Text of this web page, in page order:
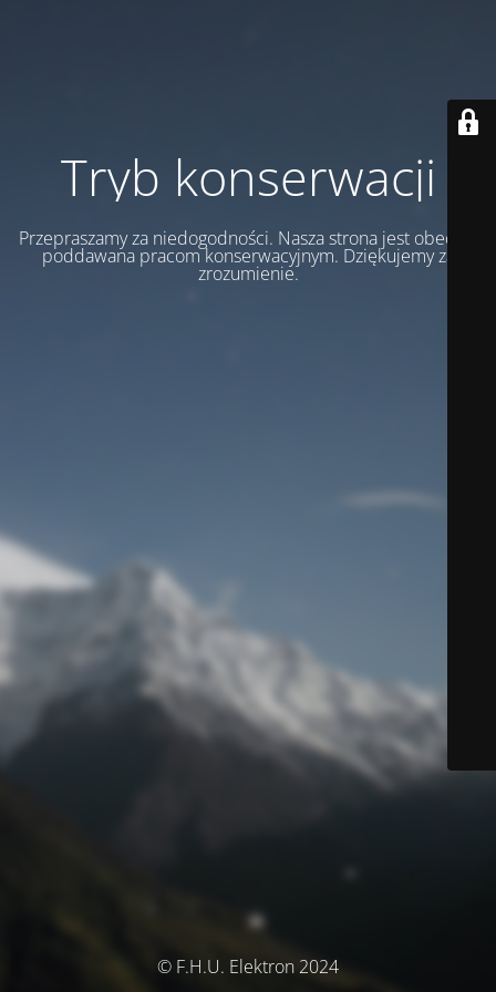
Tryb konserwacji
Przepraszamy za niedogodności. Nasza strona jest obecnie
poddawana pracom konserwacyjnym. Dziękujemy za
zrozumienie.
© F.H.U. Elektron 2024